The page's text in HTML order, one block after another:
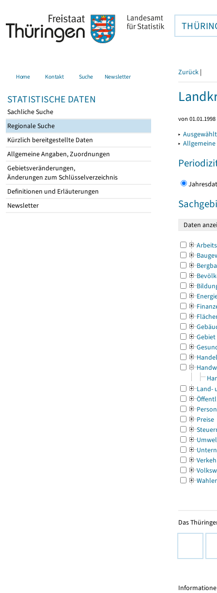
Home Kontakt Suche Newsletter
STATISTISCHE DATEN
Sachliche Suche
Regionale Suche
Kürzlich bereitgestellte Daten
Allgemeine Angaben, Zuordnungen
Gebietsveränderungen,
Änderungen zum Schlüsselverzeichnis
Definitionen und Erläuterungen
Newsletter
Zurück |
von
▸
▸
Gebiet
Land-
Preise
Das